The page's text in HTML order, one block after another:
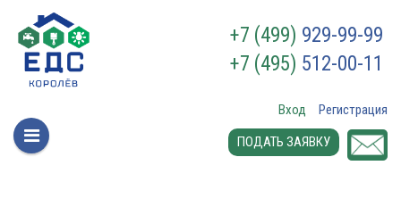
+7 (499) 929-99-99
+7 (495) 512-00-11
Вход
Регистрация
ПОДАТЬ ЗАЯВКУ